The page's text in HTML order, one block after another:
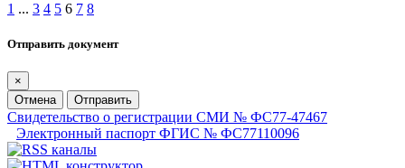
1 ... 3 4 5 6 7 8
Отправить документ
×
Отмена
Отправить
Свидетельство о регистрации СМИ № ФС77-47467
Электронный паспорт ФГИС № ФС77110096